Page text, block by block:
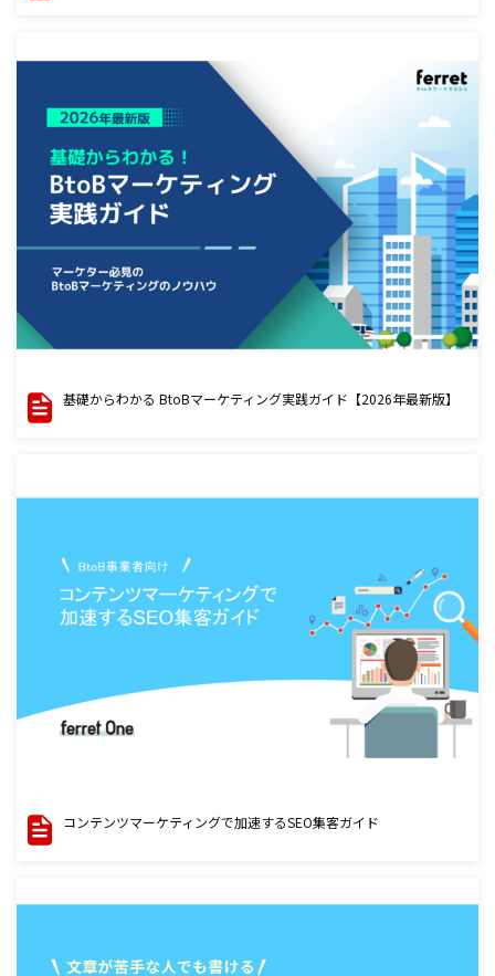
基礎からわかる BtoBマーケティング実践ガイド【2026年最新版】
コンテンツマーケティングで加速するSEO集客ガイド